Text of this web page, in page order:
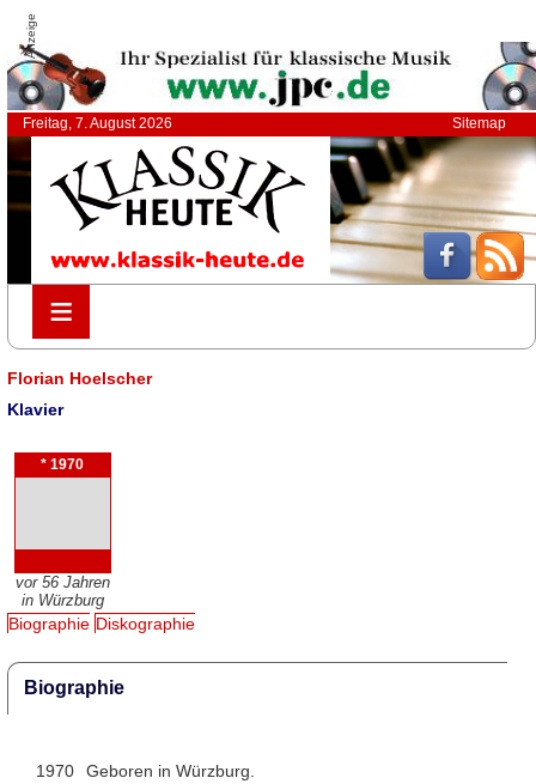
Anzeige
Freitag, 7. August 2026 Sitemap
≡
≡
Florian Hoelscher
Klavier
* 1970
vor 56 Jahren
in Würzburg
Biographie Diskographie
Biographie
1970
Geboren in Würzburg.